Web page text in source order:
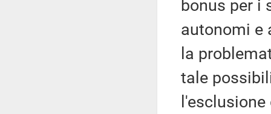
bonus per i
autonomi e
la
tale